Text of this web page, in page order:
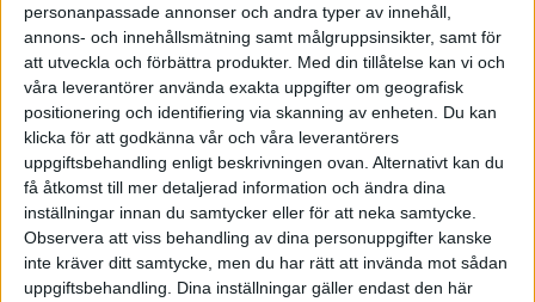
personanpassade annonser och andra typer av innehåll,
annons- och innehållsmätning samt målgruppsinsikter, samt för
att utveckla och förbättra produkter. Med din tillåtelse kan vi och
våra leverantörer använda exakta uppgifter om geografisk
positionering och identifiering via skanning av enheten. Du kan
klicka för att godkänna vår och våra leverantörers
uppgiftsbehandling enligt beskrivningen ovan. Alternativt kan du
få åtkomst till mer detaljerad information och ändra dina
inställningar innan du samtycker eller för att neka samtycke.
Observera att viss behandling av dina personuppgifter kanske
inte kräver ditt samtycke, men du har rätt att invända mot sådan
uppgiftsbehandling. Dina inställningar gäller endast den här
företagetsom du inte vill missa! ;)
Mvh Patrik
Jorgen
2008-04-10 13:51